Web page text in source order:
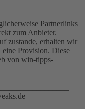
Partnerlinks
zum Anbieter.
zustande, erhalten wir
Provision. Diese
von win-tipps-